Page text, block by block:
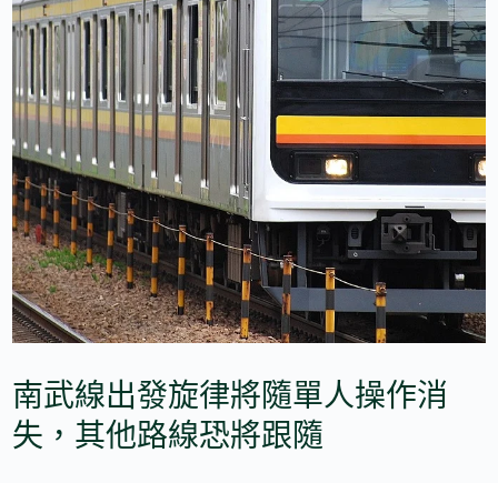
南武線出發旋律將隨單人操作消
失，其他路線恐將跟隨